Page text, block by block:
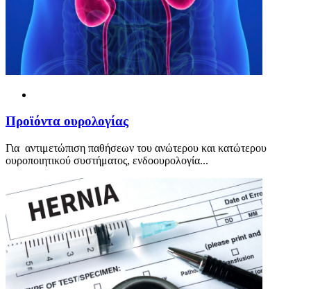
Προϊόντα ουρολογίας
Για αντιμετώπιση παθήσεων του ανώτερου και κατώτερου
ουροποιητικού συστήματος, ενδοουρολογία...